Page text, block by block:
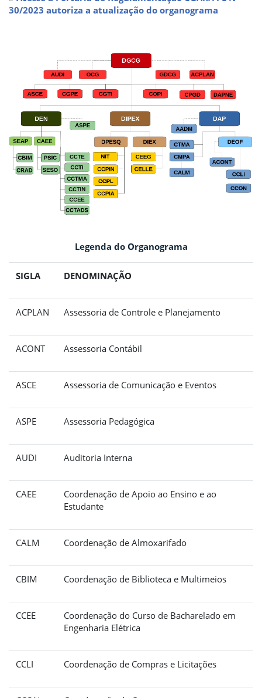
30/2023 autoriza a atualização do organograma
Legenda do Organograma
SIGLA DENOMINAÇÃO
ACPLAN Assessoria de Controle e Planejamento
ACONT Assessoria Contábil
ASCE Assessoria de Comunicação e Eventos
ASPE Assessoria Pedagógica
AUDI Auditoria Interna
CAEE
Coordenação de Apoio ao Ensino e ao
Estudante
CALM Coordenação de Almoxarifado
CBIM Coordenação de Biblioteca e Multimeios
CCEE
Coordenação do Curso de Bacharelado em
Engenharia Elétrica
CCLI Coordenação de Compras e Licitações